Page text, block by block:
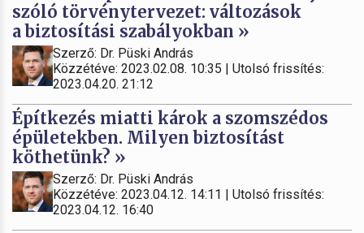
szóló törvénytervezet: változások
a biztosítási szabályokban »
Szerző: Dr. Püski András
Közzétéve: 2023.02.08. 10:35 | Utolsó frissítés:
2023.04.20. 21:12
Építkezés miatti károk a szomszédos
épületekben. Milyen biztosítást
köthetünk? »
Szerző: Dr. Püski András
Közzétéve: 2023.04.12. 14:11 | Utolsó frissítés:
2023.04.12. 16:40